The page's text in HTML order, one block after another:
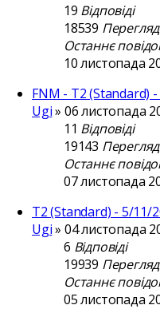
19 Відповіді
18539
Останнє
10 листопада
FNM - T2 (Standard)
Ugi» 06 листопада
11 Відповіді
19143
Останнє
07 листопада
T2 (Standard) - 5/11/
Ugi» 04 листопада
6 Відповіді
19939
Останнє
05 листопада